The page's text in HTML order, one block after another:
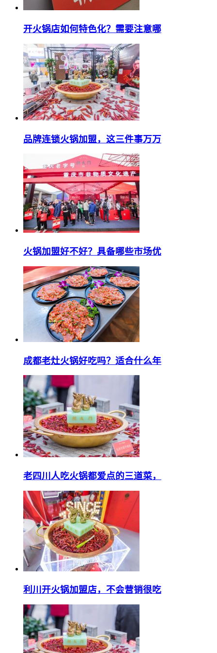
开火锅店如何特色化？需要注意哪
品牌连锁火锅加盟，这三件事万万
火锅加盟好不好？具备哪些市场优
成都老灶火锅好吃吗？适合什么年
老四川人吃火锅都爱点的三道菜，
利川开火锅加盟店，不会营销很吃